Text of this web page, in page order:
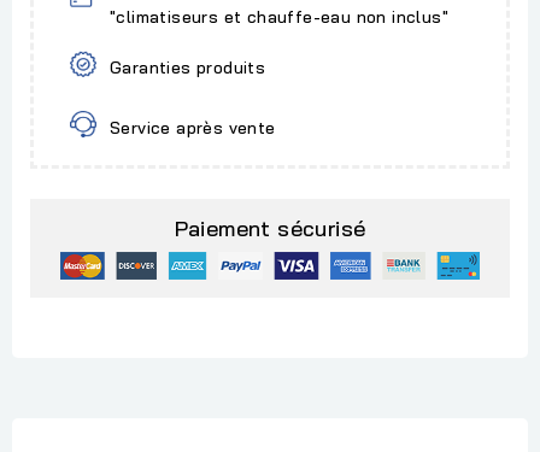
"climatiseurs et chauffe-eau non inclus"
Garanties produits
Service après vente
Paiement sécurisé